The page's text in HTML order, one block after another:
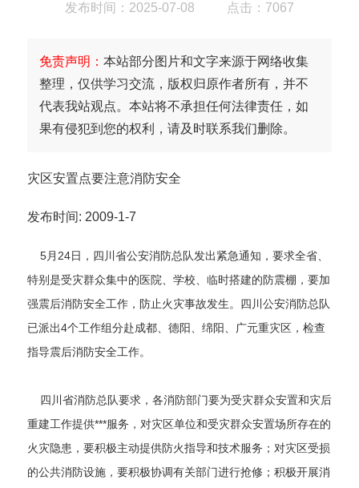
发布时间：2025-07-08 点击：7067
免责声明： 本站部分图片和文字来源于网络收集
整理，仅供学习交流，版权归原作者所有，并不
代表我站观点。本站将不承担任何法律责任，如
果有侵犯到您的权利，请及时联系我们删除。
灾区安置点要注意消防安全
发布时间: 2009-1-7
5月24日，四川省公安消防总队发出紧急通知，要求全省、
特别是受灾群众集中的医院、学校、临时搭建的防震棚，要加
强震后消防安全工作，防止火灾事故发生。四川公安消防总队
已派出4个工作组分赴成都、德阳、绵阳、广元重灾区，检查
指导震后消防安全工作。
四川省消防总队要求，各消防部门要为受灾群众安置和灾后
重建工作提供***服务，对灾区单位和受灾群众安置场所存在的
火灾隐患，要积极主动提供防火指导和技术服务；对灾区受损
的公共消防设施，要积极协调有关部门进行抢修；积极开展消